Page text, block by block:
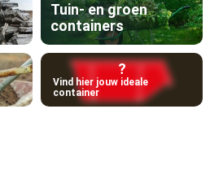
Tuin- en groen
containers
?
Vind hier jouw ideale
container